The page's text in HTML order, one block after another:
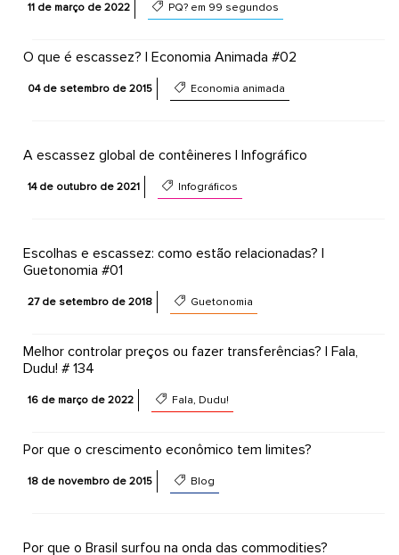
11 de março de 2022 PQ? em 99 segundos
O que é escassez? | Economia Animada #02
04 de setembro de 2015 Economia animada
A escassez global de contêineres | Infográfico
14 de outubro de 2021 Infográficos
Escolhas e escassez: como estão relacionadas? |
Guetonomia #01
27 de setembro de 2018 Guetonomia
Melhor controlar preços ou fazer transferências? | Fala,
Dudu! # 134
16 de março de 2022 Fala, Dudu!
Por que o crescimento econômico tem limites?
18 de novembro de 2015 Blog
Por que o Brasil surfou na onda das commodities?